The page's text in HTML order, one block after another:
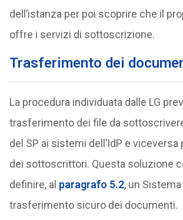
dell’istanza per poi scoprire che il
offre i servizi di sottoscrizione.
Trasferimento dei
La procedura individuata dalle LG
trasferimento dei file da
del SP ai sistemi dell’IdP e
dei sottoscrittori. Questa soluzione
definire, al paragrafo 5.2, un Sistema
trasferimento sicuro dei documenti.